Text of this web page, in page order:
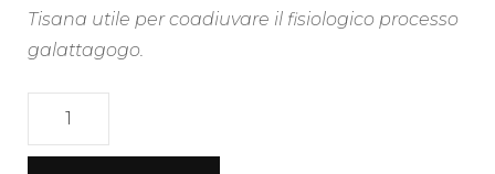
Tisana utile per coadiuvare il fisiologico processo
galattagogo.
Tisana